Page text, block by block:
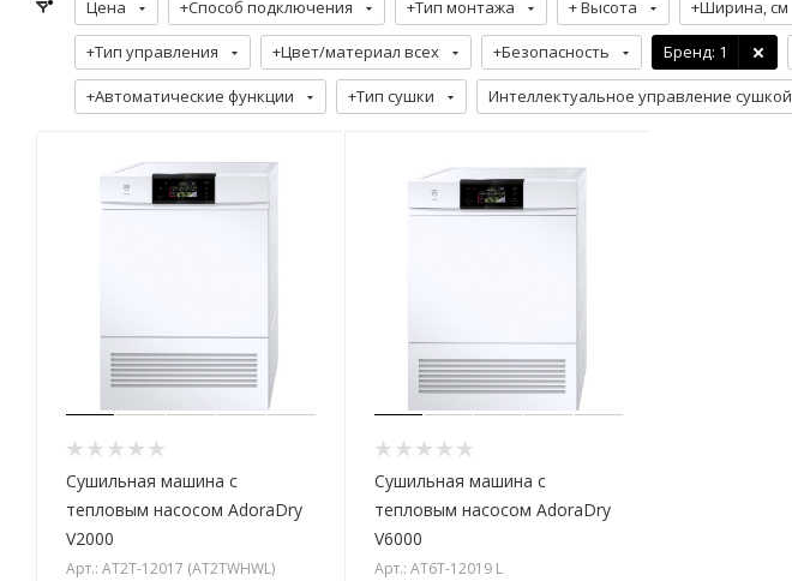
Цена +Способ подключения +Тип монтажа + Высота +Ширина, см
+Тип управления +Цвет/материал всех +Безопасность Бренд: 1
+Автоматические функции +Тип сушки Интеллектуальное управление сушкой
Сушильная машина с
тепловым насосом AdoraDry
V2000
Арт.: AT2T-12017 (AT2TWHWL)
Сушильная машина с
тепловым насосом AdoraDry
V6000
Арт.: AT6T-12019 L